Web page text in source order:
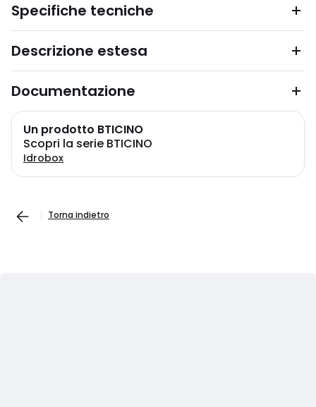
Specifiche tecniche
Descrizione estesa
Documentazione
Un prodotto BTICINO
Scopri la serie BTICINO
Idrobox
Torna indietro